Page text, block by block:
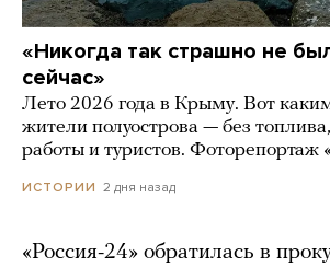
«Никогда так страшно не
сейчас»
Лето 2026 года в Крыму. Вот
жители полуострова — без
работы и туристов. Фоторепортаж
ИСТОРИИ 2 дня назад
«Россия-24» обратилась в